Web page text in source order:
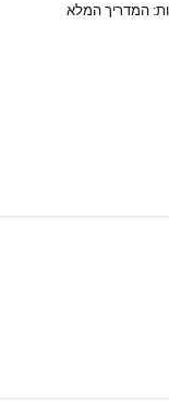
המדריך המלא